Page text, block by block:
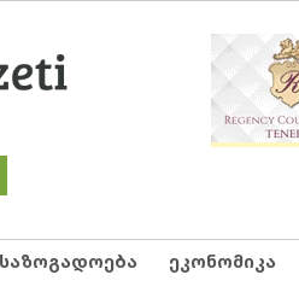
Netgazeti
საზოგადოება ეკონომიკა